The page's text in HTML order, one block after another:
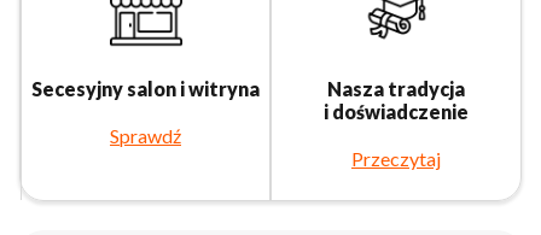
Secesyjny salon i witryna
Sprawdź
Nasza tradycja
i doświadczenie
Przeczytaj